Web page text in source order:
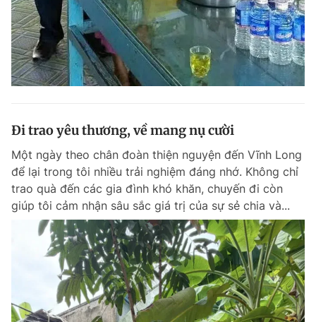
Đi trao yêu thương, về mang nụ cười
Một ngày theo chân đoàn thiện nguyện đến Vĩnh Long
để lại trong tôi nhiều trải nghiệm đáng nhớ. Không chỉ
trao quà đến các gia đình khó khăn, chuyến đi còn
giúp tôi cảm nhận sâu sắc giá trị của sự sẻ chia và...